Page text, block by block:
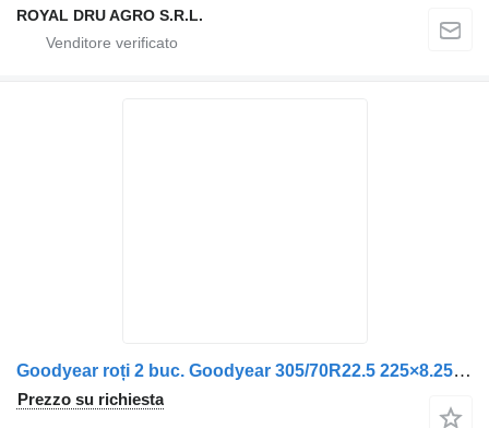
ROYAL DRU AGRO S.R.L.
Goodyear roți 2 buc. Goodyear 305/70R22.5 225×8.25-19 pentru Volvo
Prezzo su richiesta